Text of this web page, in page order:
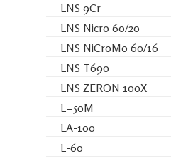
LNS 9Cr
LNS Nicro 60/20
LNS NiCroMo 60/16
LNS T690
LNS ZERON 100X
L−50M
LA-100
L-60